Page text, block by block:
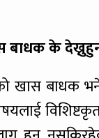
बाधक के
खास बाधक